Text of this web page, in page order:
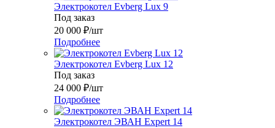
Электрокотел Evberg Lux 9
Под заказ
20 000 ₽/шт
Подробнее
Электрокотел Evberg Lux 12
Под заказ
24 000 ₽/шт
Подробнее
Электрокотел ЭВАН Expert 14